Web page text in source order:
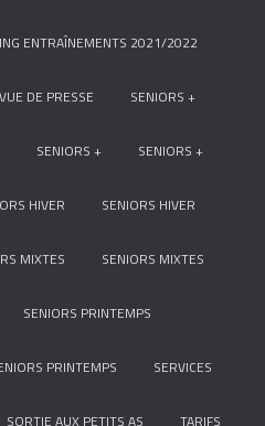
ENTRAÎNEMENTS 2021/2022
DE PRESSE SENIORS +
SENIORS + SENIORS +
HIVER SENIORS HIVER
MIXTES SENIORS MIXTES
SENIORS PRINTEMPS
PRINTEMPS SERVICES
SORTIE AUX PETITS AS TARIFS